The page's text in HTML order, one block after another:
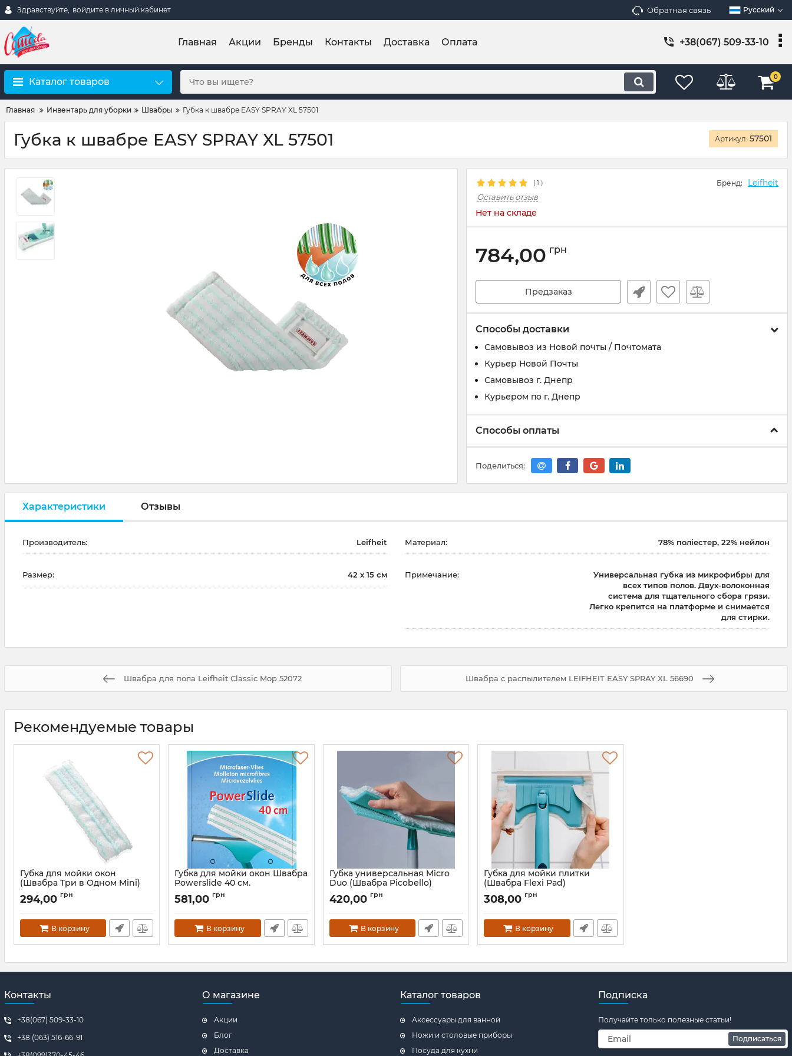
Здравствуйте, войдите в личный кабинет Обратная связь Русский
Главная Акции Бренды Контакты Доставка Оплата +38(067) 509-33-10
Каталог товаров 0
Главная Инвентарь для уборки Швабры Губка к швабре EASY SPRAY XL 57501
Губка к швабре EASY SPRAY XL 57501 Артикул: 57501
( 1 ) Бренд: Leifheit
Оставить отзыв
Нет на складе
784,00 грн
Предзаказ
Способы доставки
Самовывоз из Новой почты / Почтомата
Курьер Новой Почты
Самовывоз г. Днепр
Курьером по г. Днепр
Способы оплаты
Поделиться:
Характеристики Отзывы
Производитель: Leifheit Материал: 78% поліестер, 22% нейлон
Размер: 42 х 15 см Примечание:
Универсальная губка из микрофибры для
всех типов полов. Двух-волоконная
система для тщательного сбора грязи.
Легко крепится на платформе и снимается
для стирки.
Швабра для пола Leifheit Classic Mop 52072 Швабра с распылителем LEIFHEIT EASY SPRAY XL 56690
Рекомендуемые товары
Губка для мойки окон
(Швабра Три в Одном Mini)
Артикул: 51128
294,00 грн
В корзину
Губка для мойки окон Швабра
Powerslide 40 см.
Артикул: 51343
581,00 грн
В корзину
Губка универсальная Micro
Duo (Швабра Picobello)
Артикул: 56610
420,00 грн
В корзину
Губка для мойки плитки
(Швабра Flexi Pad)
Артикул: 41702
308,00 грн
В корзину
Контакты
+38(067) 509-33-10
+38 (063) 516-66-91
О магазине
Акции
Блог
Доставка
Каталог товаров
Аксессуары для ванной
Ножи и столовые приборы
Посуда для кухни
Подписка
Получайте только полезные статьи!
Подписаться